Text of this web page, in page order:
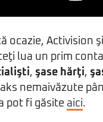
ocazie, Activision
lua un prim
, şase hărţi,
nemaivăzute
pot fi găsite aici.